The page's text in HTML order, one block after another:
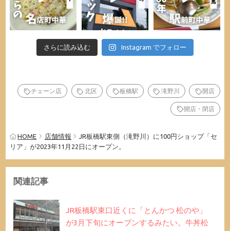
さらに読み込む Instagram でフォロー
チェーン店 北区 板橋駅 滝野川 開店
開店・閉店
HOME 店舗情報
JR板橋駅東側（滝野川）に100円ショップ「セ
リア」が2023年11月22日にオープン。
関連記事
JR板橋駅東口近くに「とんかつ 松のや」
が3月下旬にオープンするみたい。牛丼松